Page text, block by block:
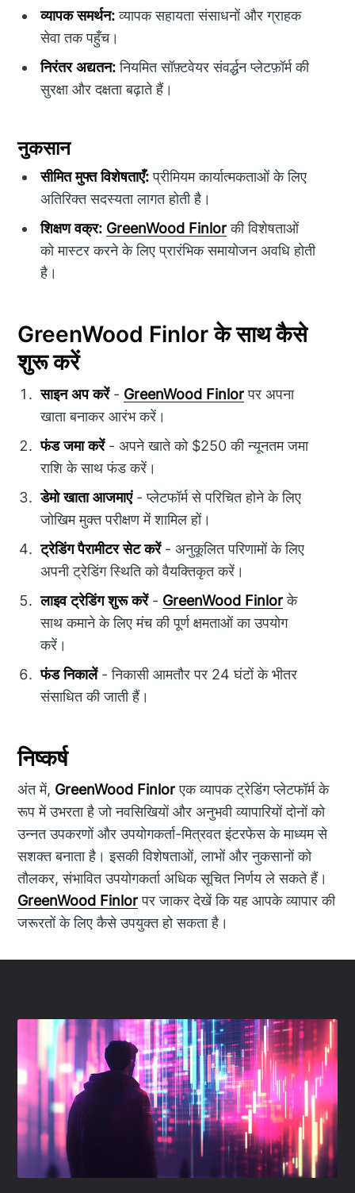
व्यापक समर्थन:व्यापक सहायता संसाधनों और ग्राहक
सेवा तक पहुँच।
निरंतर अद्यतन:नियमित सॉफ़्टवेयर संवर्द्धन प्लेटफ़ॉर्म की
सुरक्षा और दक्षता बढ़ाते हैं।
नुकसान
सीमित मुफ्त विशेषताएँ:प्रीमियम कार्यात्मकताओं के लिए
अतिरिक्त सदस्यता लागत होती है।
शिक्षण वक्र: GreenWood Finlorकी विशेषताओं
को मास्टर करने के लिए प्रारंभिक समायोजन अवधि होती
है।
GreenWood Finlor के साथ कैसे
शुरू करें
साइन अप करें- GreenWood Finlorपर अपना
खाता बनाकर आरंभ करें।
फंड जमा करें- अपने खाते को $250 की न्यूनतम जमा
राशि के साथ फंड करें।
डेमो खाता आजमाएं- प्लेटफॉर्म से परिचित होने के लिए
जोखिम मुक्त परीक्षण में शामिल हों।
ट्रेडिंग पैरामीटर सेट करें- अनुकूलित परिणामों के लिए
अपनी ट्रेडिंग स्थिति को वैयक्तिकृत करें।
लाइव ट्रेडिंग शुरू करें- GreenWood Finlorके
साथ कमाने के लिए मंच की पूर्ण क्षमताओं का उपयोग
करें।
फंड निकालें- निकासी आमतौर पर 24 घंटों के भीतर
संसाधित की जाती हैं।
निष्कर्ष
अंत में, GreenWood Finlorएक व्यापक ट्रेडिंग प्लेटफॉर्म के
रूप में उभरता है जो नवसिखियों और अनुभवी व्यापारियों दोनों को
उन्नत उपकरणों और उपयोगकर्ता-मित्रवत इंटरफेस के माध्यम से
सशक्त बनाता है। इसकी विशेषताओं, लाभों और नुकसानों को
तौलकर, संभावित उपयोगकर्ता अधिक सूचित निर्णय ले सकते हैं।
GreenWood Finlorपर जाकर देखें कि यह आपके व्यापार की
जरूरतों के लिए कैसे उपयुक्त हो सकता है।